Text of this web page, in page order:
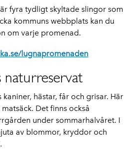
fyra tydligt skyltade slingor som
kommuns webbplats kan du
om varje promenad.
lugnapromenaden
naturreservat
hästar, får och grisar. Här
Det finns också
under sommarhalvåret. I
av blommor, kryddor och